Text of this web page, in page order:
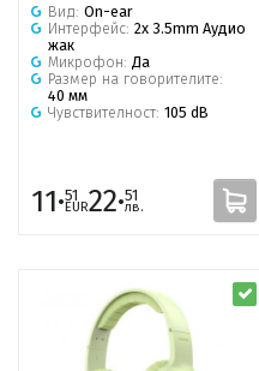
Вид: On-ear
Интерфейс: 2x 3.5mm Аудио
жак
Микрофон: Да
Размер на говорителите:
40 мм
Чувствителност: 105 dB
11·51
EUR22·51
лв.